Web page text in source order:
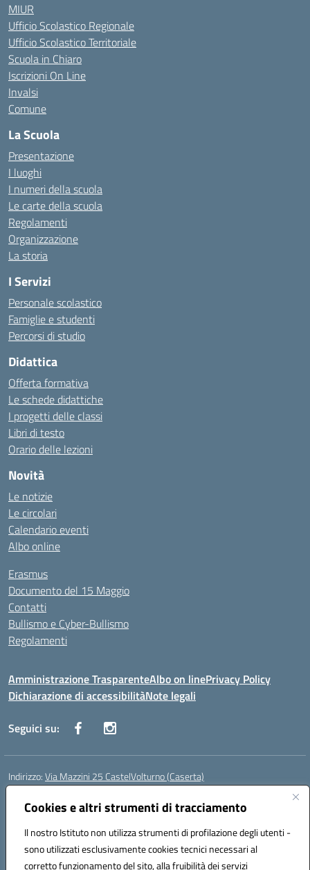
Cookies e altri strumenti di tracciamento
Il nostro Istituto non utilizza strumenti di profilazione degli utenti -
sono utilizzati esclusivamente cookies tecnici necessari al
corretto funzionamento del sito, alla fruibilità dei servizi
MIUR
Ufficio Scolastico Regionale
Ufficio Scolastico Territoriale
Scuola in Chiaro
Iscrizioni On Line
Invalsi
Comune
La Scuola
Presentazione
I luoghi
I numeri della scuola
Le carte della scuola
Regolamenti
Organizzazione
La storia
I Servizi
Personale scolastico
Famiglie e studenti
Percorsi di studio
Didattica
Offerta formativa
Le schede didattiche
I progetti delle classi
Libri di testo
Orario delle lezioni
Novità
Le notizie
Le circolari
Calendario eventi
Albo online
Erasmus
Documento del 15 Maggio
Contatti
Bullismo e Cyber-Bullismo
Regolamenti
Amministrazione TrasparenteAlbo on linePrivacy Policy
Dichiarazione di accessibilitàNote legali
Seguici su:
Indirizzo:Via Mazzini 25 CastelVolturno (Caserta)
Centralino:
Posta elettronica certificata (PEC):ceis014005@pec.istruzione.it
Codice fiscale: 93063510619
Codice meccanografico:CEIS014005
Codice Indice delle Pubbliche Amministrazioni (IPA): istsc_ceis014005